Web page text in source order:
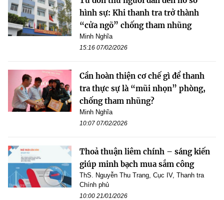
hình sự: Khi thanh tra trở thành
“cửa ngõ” chống tham nhũng
Minh Nghĩa
15:16 07/02/2026
Cần hoàn thiện cơ chế gì để thanh
tra thực sự là “mũi nhọn” phòng,
chống tham nhũng?
Minh Nghĩa
10:07 07/02/2026
Thoả thuận liêm chính – sáng kiến
giúp minh bạch mua sắm công
ThS. Nguyễn Thu Trang, Cục IV, Thanh tra
Chính phủ
10:00 21/01/2026